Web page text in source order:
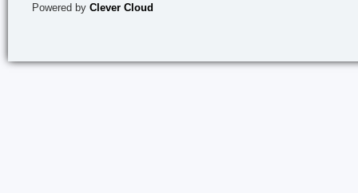
Powered by Clever Cloud